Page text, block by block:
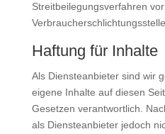
Streitbeilegungsverfahren
Haftung für Inhalte
Als Diensteanbieter sind wir
eigene Inhalte auf diesen
Gesetzen verantwortlich.
als Diensteanbieter jedoch